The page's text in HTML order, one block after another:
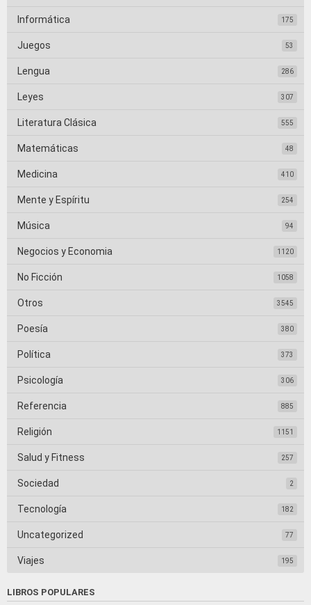
Informática 175
Juegos 53
Lengua 286
Leyes 307
Literatura Clásica 555
Matemáticas 48
Medicina 410
Mente y Espíritu 254
Música 94
Negocios y Economia 1120
No Ficción 1058
Otros 3545
Poesía 380
Política 373
Psicología 306
Referencia 885
Religión 1151
Salud y Fitness 257
Sociedad 2
Tecnología 182
Uncategorized 77
Viajes 195
LIBROS POPULARES